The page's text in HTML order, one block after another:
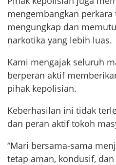
mengembangkan
mengungkap dan
narkotika yang lebih luas.
Kami mengajak seluruh
berperan aktif
pihak kepolisian.
Keberhasilan ini tidak
dan peran aktif tokoh
“Mari bersama-sama
tetap aman, kondusif,